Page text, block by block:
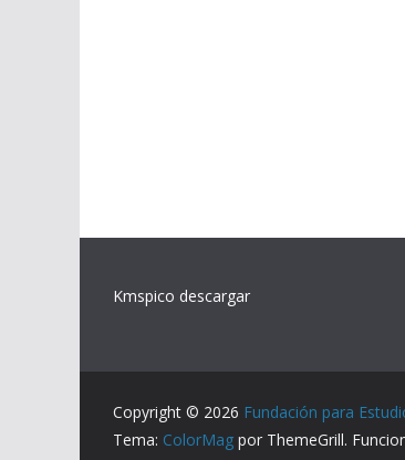
Kmspico descargar
Copyright © 2026 Fundación para
Tema: ColorMag por ThemeGrill.